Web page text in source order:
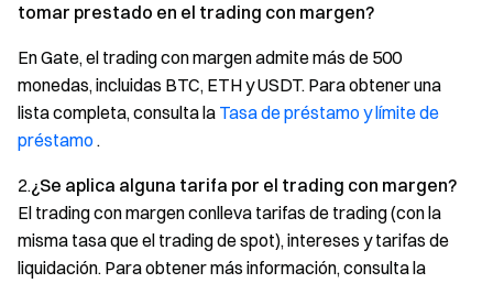
tomar prestado en el trading con margen?
En Gate, el trading con margen admite más de 500
monedas, incluidas BTC, ETH y USDT. Para obtener una
lista completa, consulta la Tasa de préstamo y límite de
préstamo .
2.¿Se aplica alguna tarifa por el trading con margen?
El trading con margen conlleva tarifas de trading (con la
misma tasa que el trading de spot), intereses y tarifas de
liquidación. Para obtener más información, consulta la